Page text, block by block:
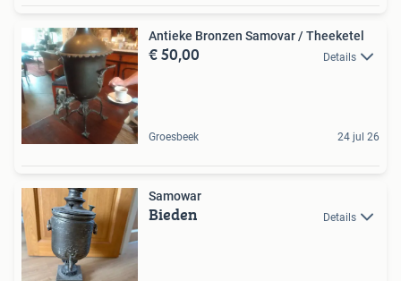
Antieke Bronzen Samovar / Theeketel
€ 50,00 Details
Groesbeek 24 jul 26
Samowar
Bieden Details